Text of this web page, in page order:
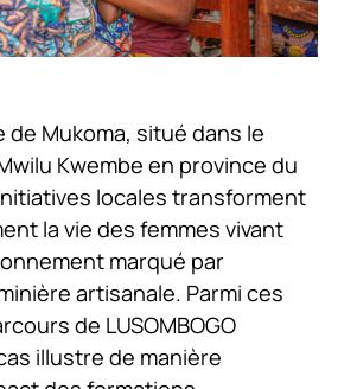
de Mukoma, situé dans le
Kwembe en province du
locales transforment
la vie des femmes vivant
marqué par
artisanale. Parmi ces
de LUSOMBOGO
illustre de manière